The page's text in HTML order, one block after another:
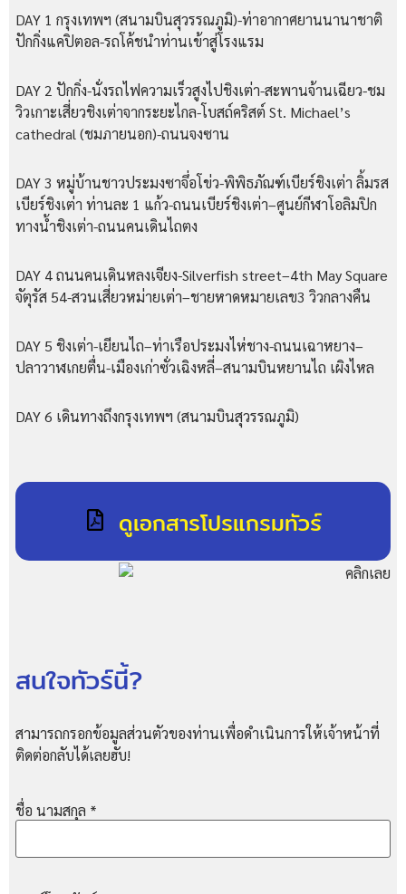
DAY 1 กรุงเทพฯ (สนามบินสุวรรณภูมิ)-ท่าอากาศยานนานาชาติ
ปักกิ่งแคปิตอล-รถโค้ชนําท่านเข้าสู่โรงแรม
DAY 2 ปักกิ่ง-นั่งรถไฟความเร็วสูงไปชิงเต่า-สะพานจ้านเฉียว-ชม
วิวเกาะเสี่ยวชิงเต่าจากระยะไกล-โบสถ์คริสต์ St. Michael’s
cathedral (ชมภายนอก)-ถนนจงซาน
DAY 3 หมู่บ้านชาวประมงซาจึ่อโข่ว-พิพิธภัณฑ์เบียร์ชิงเต่า ลิ้มรส
เบียร์ชิงเต่า ท่านละ 1 แก้ว-ถนนเบียร์ชิงเต่า–ศูนย์กีฬาโอลิมปิก
ทางนํ้าชิงเต่า-ถนนคนเดินไถตง
DAY 4 ถนนคนเดินหลงเจียง-Silverfish street–4th May Square
จัตุรัส 54-สวนเสี่ยวหม่ายเต่า–ชายหาดหมายเลข3 วิวกลางคืน
DAY 5 ชิงเต่า-เยียนไถ–ท่าเรือประมงไห่ชาง-ถนนเฉาหยาง–
ปลาวาฬเกยตื่น-เมืองเก่าซั่วเฉิงหลี่–สนามบินหยานไถ เผิงไหล
DAY 6 เดินทางถึงกรุงเทพฯ (สนามบินสุวรรณภูมิ)
ดูเอกสารโปรแกรมทัวร์
สนใจทัวร์นี้?
สามารถกรอกข้อมูลส่วนตัวของท่านเพื่อดำเนินการให้เจ้าหน้าที่
ติดต่อกลับได้เลยฮับ!
ชื่อ นามสกุล *